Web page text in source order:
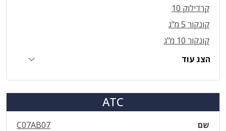
קרדילוק 10
קונקור 5 מ"ג
קונקור 10 מ"ג
הצג עוד
ATC
שם
C07AB07